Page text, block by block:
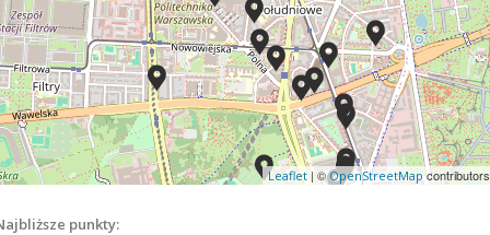
Leaflet| ©OpenStreetMapcontributors
punkty: